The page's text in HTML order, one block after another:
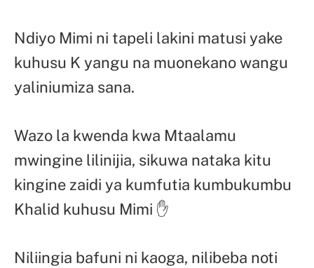
Ndiyo Mimi ni tapeli lakini matusi yake
kuhusu K yangu na muonekano wangu
yaliniumiza sana.
Wazo la kwenda kwa Mtaalamu
mwingine lilinijia, sikuwa nataka kitu
kingine zaidi ya kumfutia kumbukumbu
Khalid kuhusu Mimi ✋
Niliingia bafuni ni kaoga, nilibeba noti